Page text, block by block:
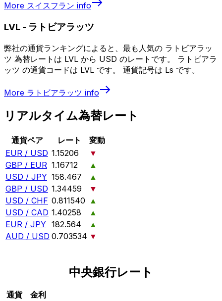
More スイスフラン info
LVL - ラトビアラッツ
弊社の通貨ランキングによると、最も人気の ラトビアラッ
ツ 為替レートは LVL から USD のレートです。 ラトビアラ
ッツ の通貨コードは LVL です。 通貨記号は Ls です。
More ラトビアラッツ info
リアルタイム為替レート
通貨ペア レート
変動
EUR / USD 1.15206
▼
GBP / EUR 1.16712
▲
USD / JPY 158.467
▲
GBP / USD 1.34459
▼
USD / CHF 0.811540 ▲
USD / CAD 1.40258
▲
EUR / JPY 182.564
▲
AUD / USD 0.703534 ▼
中央銀行レート
通貨
金利